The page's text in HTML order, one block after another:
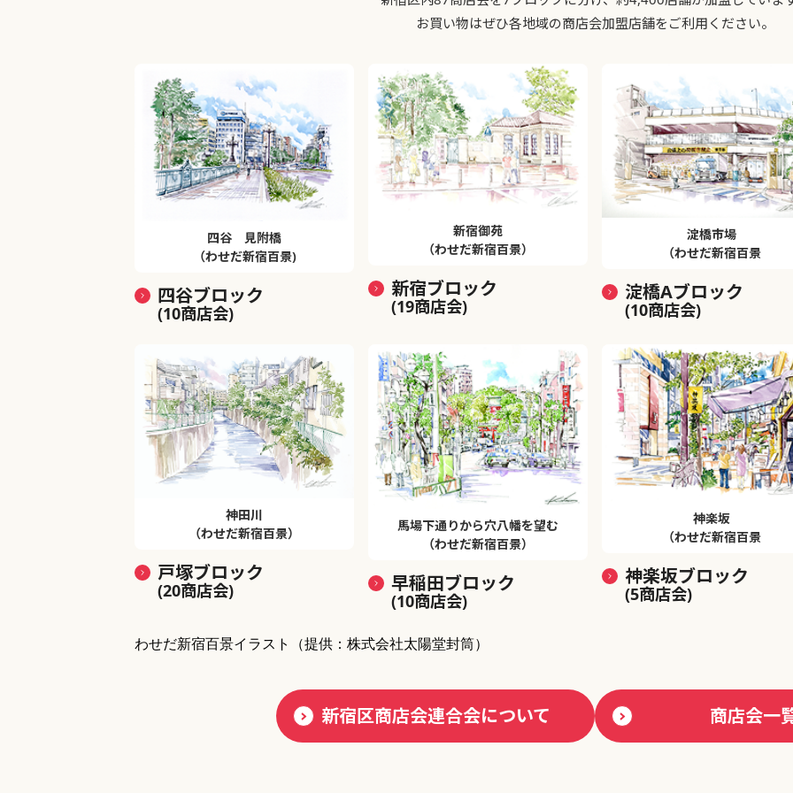
お買い物はぜひ各地域の商店会加盟店舗をご利用ください。
四谷 見附橋
（わせだ新宿百景)
四谷ブロック
(10商店会)
新宿御苑
（わせだ新宿百景）
新宿ブロック
(19商店会)
淀橋市場
（わせだ新宿百景
淀橋Aブロック
(10商店会)
神田川
（わせだ新宿百景）
戸塚ブロック
(20商店会)
馬場下通りから穴八幡を望む
（わせだ新宿百景）
早稲田ブロック
(10商店会)
神楽坂
（わせだ新宿百景
神楽坂ブロック
(5商店会)
わせだ新宿百景イラスト （提供：株式会社太陽堂封筒）
新宿区商店会連合会について 商店会一